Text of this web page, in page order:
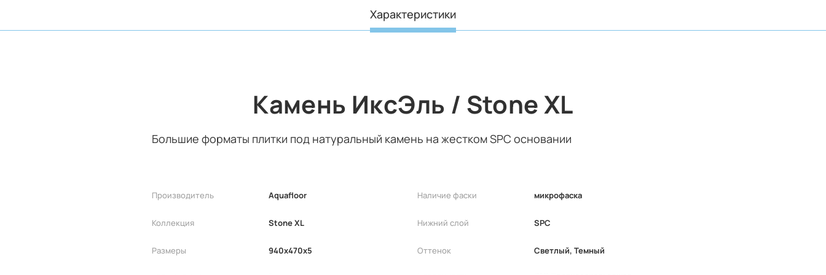
Характеристики
Камень ИксЭль / Stone XL
Большие форматы плитки под натуральный камень на жестком SPC основании
Производитель Aquafloor
Коллекция Stone XL
Размеры 940x470x5
Наличие фаски микрофаска
Нижний слой SPC
Оттенок Светлый, Темный